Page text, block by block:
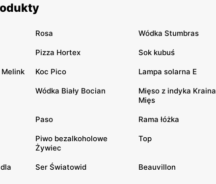
Rosa Wódka Stumbras
Pizza Hortex Sok kubuś
Koc Pico Lampa solarna E
Wódka Biały Bocian
Mięso z indyka Kraina
Mięs
Paso Rama łóżka
Piwo bezalkoholowe
Żywiec
Top
Ser Światowid Beauvillon